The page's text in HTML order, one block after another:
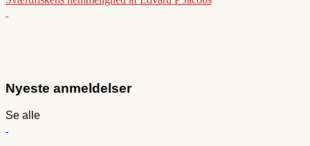
Nyeste anmeldelser
Se alle